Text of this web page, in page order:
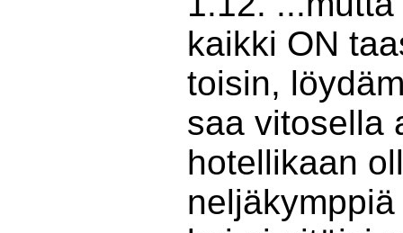
kaikki ON
toisin,
saa vitosella
hotellikaan